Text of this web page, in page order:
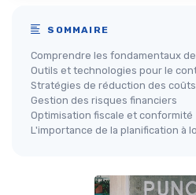
SOMMAIRE
Comprendre les fondamentaux
Outils et technologies pour le
Stratégies de réduction des coûts
Gestion des risques financiers
Optimisation fiscale et conformité
L'importance de la planification à